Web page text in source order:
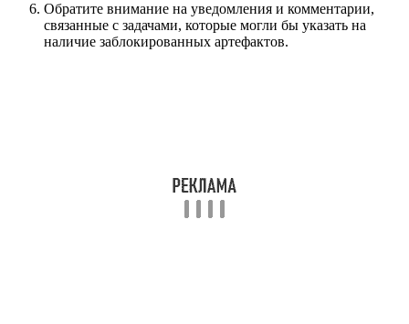
Обратите внимание на уведомления и комментарии,
связанные с задачами, которые могли бы указать на
наличие заблокированных артефактов.